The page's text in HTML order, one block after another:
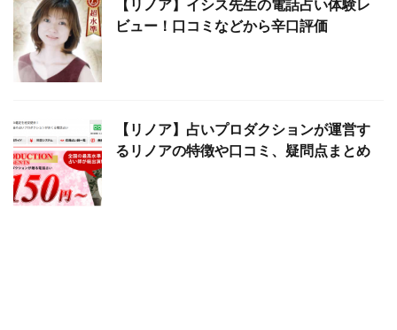
【リノア】イシス先生の電話占い体験レ
ビュー！口コミなどから辛口評価
【リノア】占いプロダクションが運営す
るリノアの特徴や口コミ、疑問点まとめ